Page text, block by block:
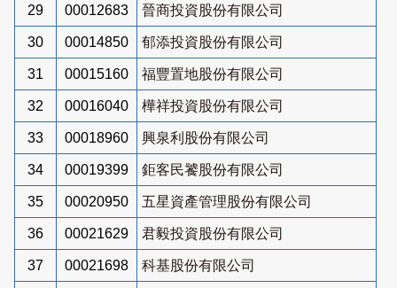
29 00012683 晉商投資股份有限公司
30 00014850 郁添投資股份有限公司
31 00015160 福豐置地股份有限公司
32 00016040 樺祥投資股份有限公司
33 00018960 興泉利股份有限公司
34 00019399 鉅客民饕股份有限公司
35 00020950 五星資產管理股份有限公司
36 00021629 君毅投資股份有限公司
37 00021698 科基股份有限公司